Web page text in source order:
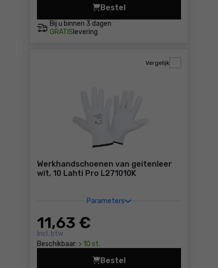
Bij u binnen 3 dagen
GRATIS levering
Bestel
Werkhandschoenen
Werkhandschoenen van geitenleer
wit, 10 Lahti Pro L271010K
Parameters
11,63 €
Incl. btw
Beschikbaar: > 10 st.
Vergelijk
Bestel